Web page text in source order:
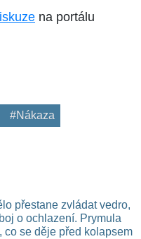
na portálu
#Nákaza
přestane zvládat vedro,
o ochlazení. Prymula
co se děje před kolapsem